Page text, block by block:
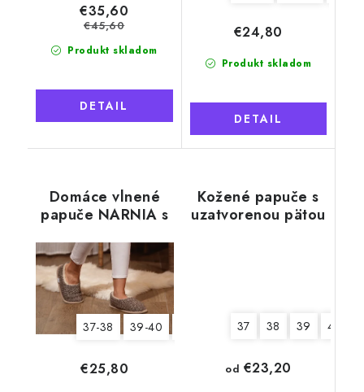
Produkt skladom
€35,60
€45,60
DETAIL
Produkt skladom
€24,80
DETAIL
Domáce vlnené
papuče NARNIA s
37-38 39-40
€25,80
Kožené papuče s
uzatvorenou pätou
37 38 39 40
od €23,20